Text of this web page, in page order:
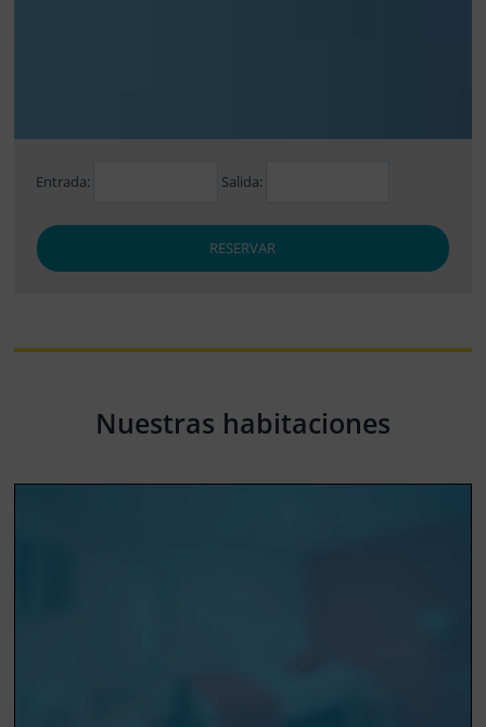
Entrada: Salida:
RESERVAR
Nuestras habitaciones